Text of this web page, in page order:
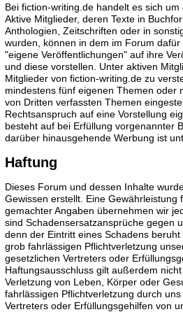
Bei fiction-writing.de handelt es sich um
Aktive Mitglieder, deren Texte in
Anthologien, Zeitschriften oder in
wurden, können in dem im Forum
"eigene Veröffentlichungen" auf ihre
und diese vorstellen. Unter aktiven
Mitglieder von fiction-writing.de zu
mindestens fünf eigenen Themen oder
von Dritten verfassten Themen
Rechtsanspruch auf eine Vorstellung
besteht auf bei Erfüllung vorgenannter
darüber hinausgehende Werbung ist
Haftung
Dieses Forum und dessen Inhalte
Gewissen erstellt. Eine Gewährleistung
gemachter Angaben übernehmen wir
sind Schadensersatzansprüche gegen
denn der Eintritt eines Schadens
grob fahrlässigen Pflichtverletzung
gesetzlichen Vertreters oder
Haftungsausschluss gilt außerdem
Verletzung von Leben, Körper oder
fahrlässigen Pflichtverletzung durch
Vertreters oder Erfüllungsgehilfen von